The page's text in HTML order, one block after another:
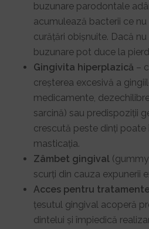
buzunare parodontale
acumulează bacterii ce
curățări obișnuite. Dacă
buzunare pot duce la
Gingivita hiperplazică –
creșterea excesivă a
medicamente,
sarcină) sau predispoziții
crescută peste dinți poate
masticația.
Zâmbet gingival(gummy
scurți din cauza expunerii
Acces pentru
țesutul gingival acoperă
dintelui și împiedică